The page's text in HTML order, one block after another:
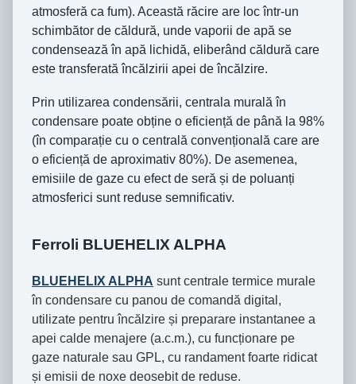
atmosferă ca fum). Această răcire are loc într-un
schimbător de căldură, unde vaporii de apă se
condensează în apă lichidă, eliberând căldură care
este transferată încălzirii apei de încălzire.
Prin utilizarea condensării, centrala murală în
condensare poate obține o eficiență de până la 98%
(în comparație cu o centrală convențională care are
o eficiență de aproximativ 80%). De asemenea,
emisiile de gaze cu efect de seră și de poluanți
atmosferici sunt reduse semnificativ.
Ferroli BLUEHELIX ALPHA
BLUEHELIX ALPHA sunt centrale termice murale
în condensare cu panou de comandă digital,
utilizate pentru încălzire și preparare instantanee a
apei calde menajere (a.c.m.), cu funcționare pe
gaze naturale sau GPL, cu randament foarte ridicat
și emisii de noxe deosebit de reduse.